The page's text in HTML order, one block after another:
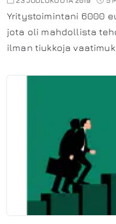
Yritystoimintani 6000
jota oli mahdollista
ilman tiukkoja